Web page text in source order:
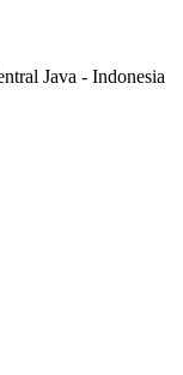
Java - Indonesia